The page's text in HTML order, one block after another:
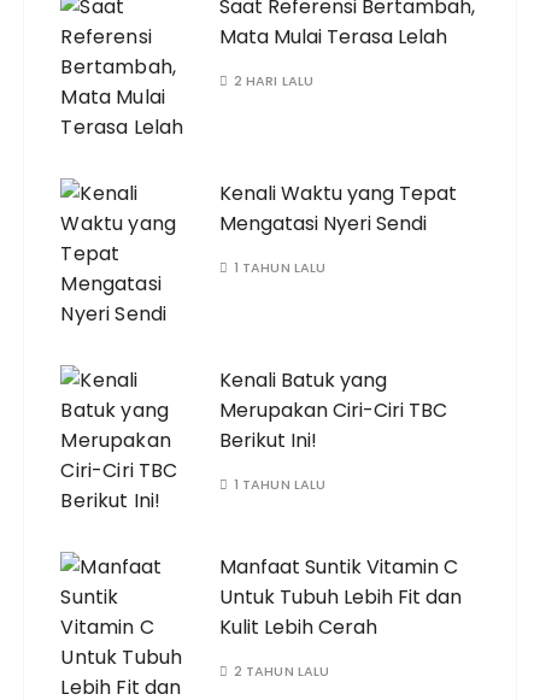
Saat Referensi Bertambah,
Mata Mulai Terasa Lelah
2 HARI LALU
Kenali Waktu yang Tepat
Mengatasi Nyeri Sendi
1 TAHUN LALU
Kenali Batuk yang
Merupakan Ciri-Ciri TBC
Berikut Ini!
1 TAHUN LALU
Manfaat Suntik Vitamin C
Untuk Tubuh Lebih Fit dan
Kulit Lebih Cerah
2 TAHUN LALU